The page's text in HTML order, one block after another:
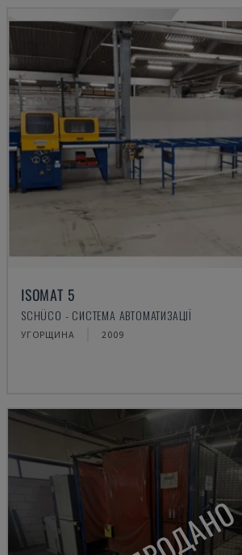
ISOMAT 5
SCHÜCO - СИСТЕМА АВТОМАТИЗАЦІЇ
УГОРЩИНА 2009